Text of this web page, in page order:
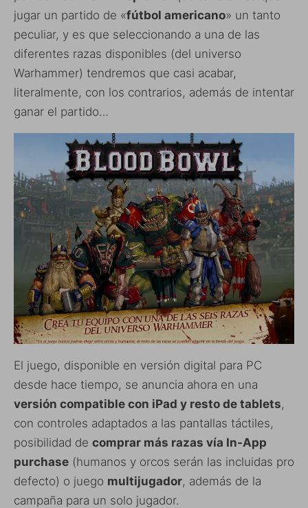
jugar un partido de «fútbol americano» un tanto
peculiar, y es que seleccionando a una de las
diferentes razas disponibles (del universo
Warhammer) tendremos que casi acabar,
literalmente, con los contrarios, además de intentar
ganar el partido…
El juego, disponible en versión digital para PC
desde hace tiempo, se anuncia ahora en una
versión compatible con iPad y resto de tablets,
con controles adaptados a las pantallas táctiles,
posibilidad de comprar más razas vía In-App
purchase (humanos y orcos serán las incluidas pro
defecto) o juego multijugador, además de la
campaña para un solo jugador.